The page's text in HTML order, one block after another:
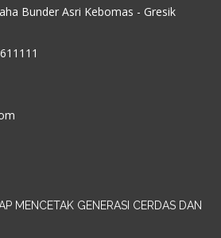
Bunder Asri Kebomas - Gresik
MENCETAK GENERASI CERDAS DAN